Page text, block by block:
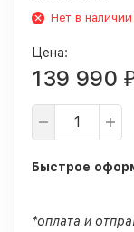
Нет в наличии
Цена:
139 990
Быстрое
*оплата и